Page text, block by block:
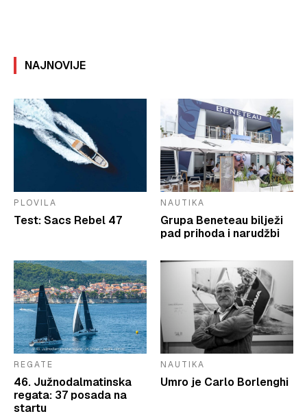
NAJNOVIJE
PLOVILA
Test: Sacs Rebel 47
NAUTIKA
Grupa Beneteau bilježi
pad prihoda i narudžbi
REGATE
46. Južnodalmatinska
regata: 37 posada na
startu
NAUTIKA
Umro je Carlo Borlenghi